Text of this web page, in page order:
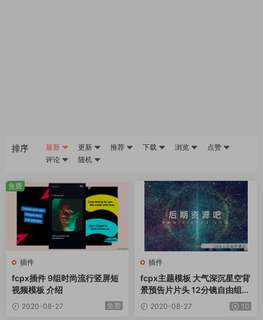
排序 最新 更新 推荐 下载 浏览
点赞
评论
随机
插件
fcpx插件 9组时尚流行竖屏短
视频模板 介绍
2020-08-27 免费
免费
插件
fcpx主题模板 大气深沉星空背
景预告片片头 12分镜自由组合
Starfield
2020-08-27 10